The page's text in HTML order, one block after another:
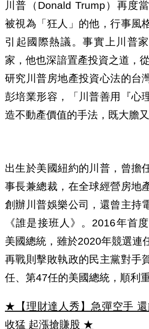
川普（Donald Trump）再度
被視為「狂人」的他，行事風
引起國際熱議。事實上川普
家，他也深諳置產投資之道，
研究川普房地產投資心法的台
彭培業形容，「川普善用『心
造不動產價值的手法，既大膽又
出生於美國紐約的川普，曾擔
事長兼總裁，在全球經營房地
創辦川普娛樂公司，還曾主持
《誰是接班人》。2016年首
美國總統，雖於2020年競選連
再戰則擊敗執政的民主黨對手
任、第47任的美國總統，順利
★【理財達人秀】急彈空手
收猛 起漲搶賺股 ★